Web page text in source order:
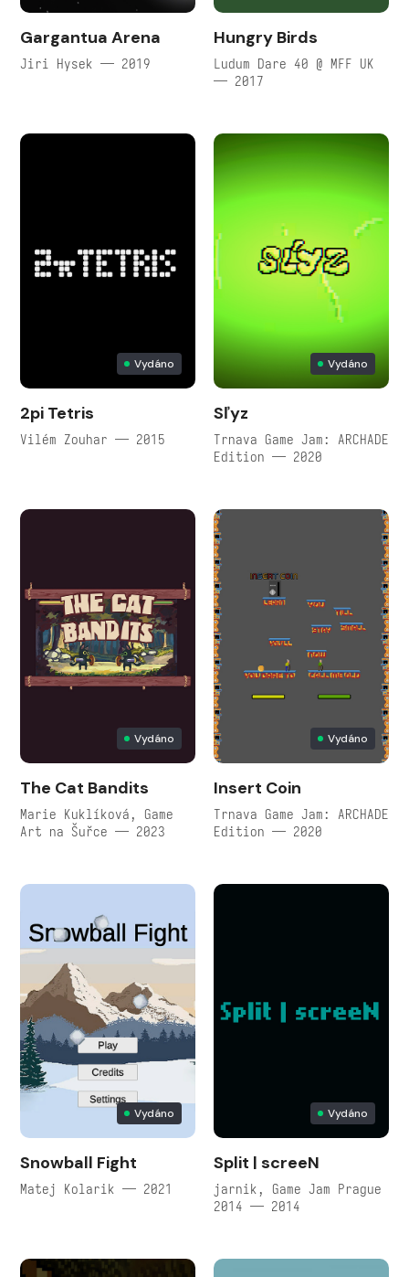
Gargantua Arena
Jiri Hysek — 2019
Hungry Birds
Ludum Dare 40 @ MFF UK
— 2017
Vydáno
2pi Tetris
Vilém Zouhar — 2015
Vydáno
Sľyz
Trnava Game Jam: ARCHADE
Edition — 2020
Vydáno
The Cat Bandits
Marie Kuklíková, Game
Art na Šuřce — 2023
Vydáno
Insert Coin
Trnava Game Jam: ARCHADE
Edition — 2020
Vydáno
Snowball Fight
Matej Kolarik — 2021
Vydáno
Split | screeN
jarnik, Game Jam Prague
2014 — 2014